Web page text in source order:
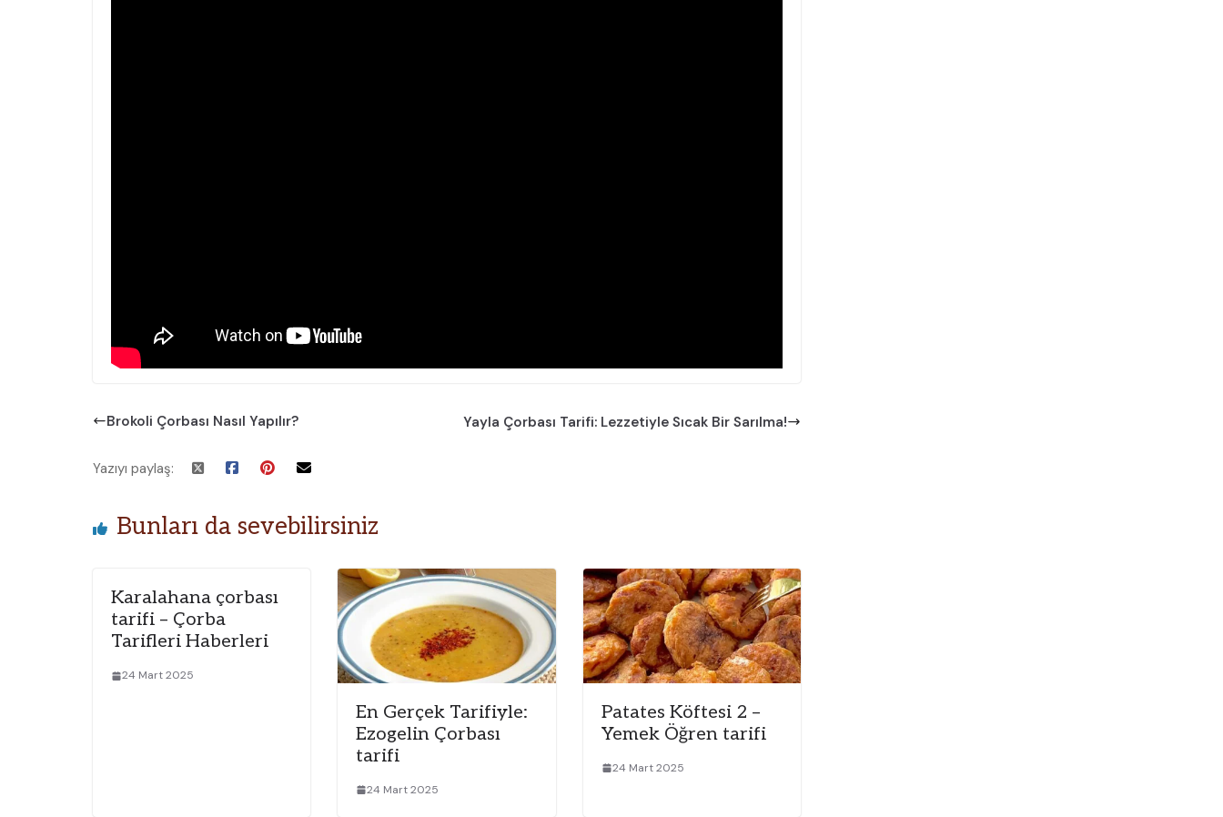
Brokoli Çorbası Nasıl Yapılır? Yayla Çorbası Tarifi: Lezzetiyle Sıcak Bir Sarılma!
Yazıyı paylaş:
Bunları da sevebilirsiniz
Karalahana çorbası
tarifi – Çorba
Tarifleri Haberleri
24 Mart 2025
En Gerçek Tarifiyle:
Ezogelin Çorbası
tarifi
24 Mart 2025
Patates Köftesi 2 –
Yemek Öğren tarifi
24 Mart 2025